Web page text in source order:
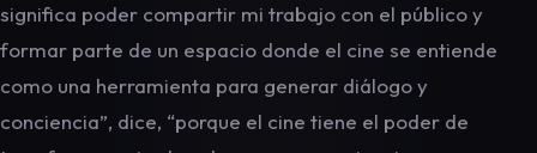
significa poder compartir mi trabajo con el público y
formar parte de un espacio donde el cine se entiende
como una herramienta para generar diálogo y
conciencia”, dice, “porque el cine tiene el poder de